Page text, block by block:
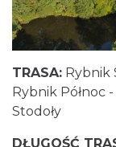
TRASA: Rybnik
Rybnik Północ
Stodoły
DŁUGOŚĆ